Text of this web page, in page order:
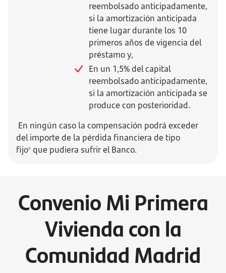
reembolsado anticipadamente,
si la amortización anticipada
tiene lugar durante los 10
primeros años de vigencia del
préstamo y,
En un 1,5% del capital
reembolsado anticipadamente,
si la amortización anticipada se
produce con posterioridad.
En ningún caso la compensación podrá exceder
del importe de la pérdida financiera de tipo
fijo4 que pudiera sufrir el Banco.
Convenio Mi Primera
Vivienda con la
Comunidad Madrid